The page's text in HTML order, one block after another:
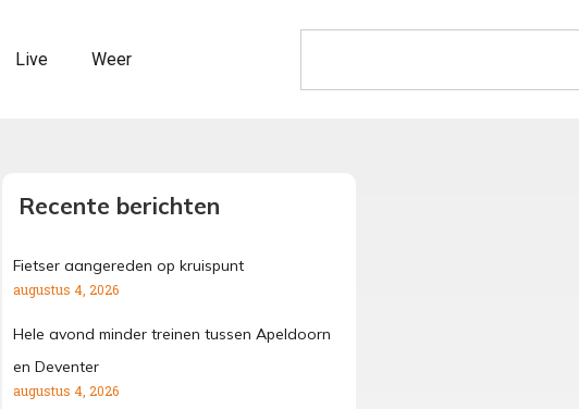
Live Weer
Recente berichten
Fietser aangereden op kruispunt
augustus 4, 2026
Hele avond minder treinen tussen Apeldoorn
en Deventer
augustus 4, 2026